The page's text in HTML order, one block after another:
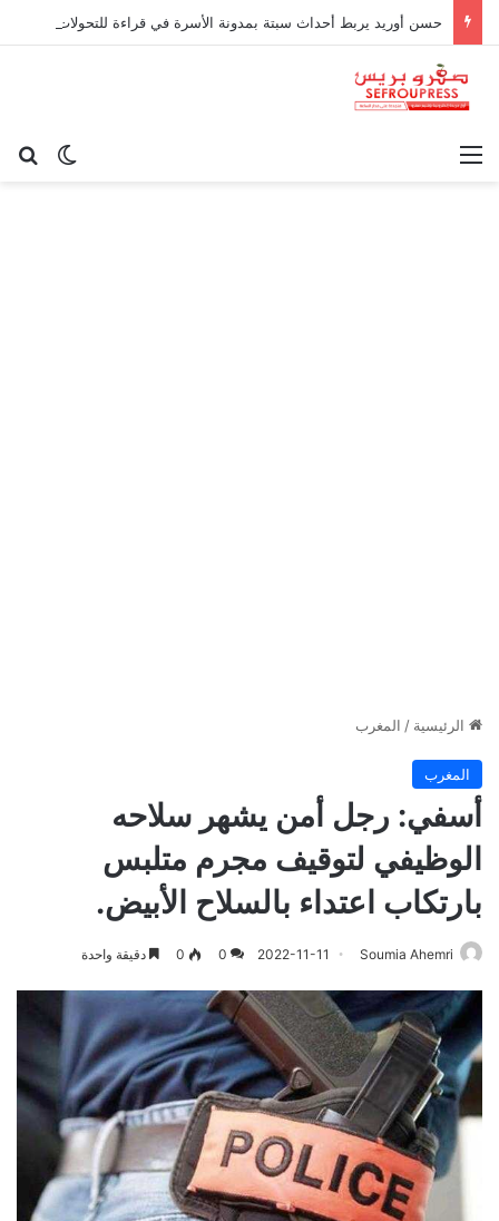
الوضع القائمة
الرئيسية / المغرب
المغرب
أسفي: رجل أمن يشهر سلاحه
الوظيفي لتوقيف مجرم متلبس
بارتكاب اعتداء بالسلاح الأبيض.
Soumia Ahemri
2022-11-11
0
0 دقيقة واحدة